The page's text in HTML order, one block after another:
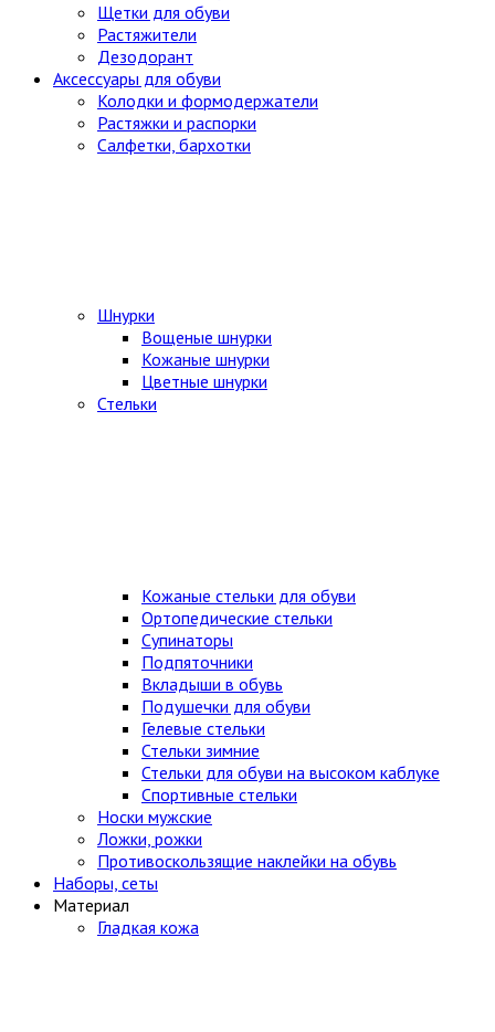
Щетки для обуви
Растяжители
Дезодорант
Аксессуары для обуви
Колодки и формодержатели
Растяжки и распорки
Салфетки, бархотки
Шнурки
Вощеные шнурки
Кожаные шнурки
Цветные шнурки
Стельки
Кожаные стельки для обуви
Ортопедические стельки
Супинаторы
Подпяточники
Вкладыши в обувь
Подушечки для обуви
Гелевые стельки
Стельки зимние
Стельки для обуви на высоком каблуке
Спортивные стельки
Носки мужские
Ложки, рожки
Противоскользящие наклейки на обувь
Наборы, сеты
Материал
Гладкая кожа